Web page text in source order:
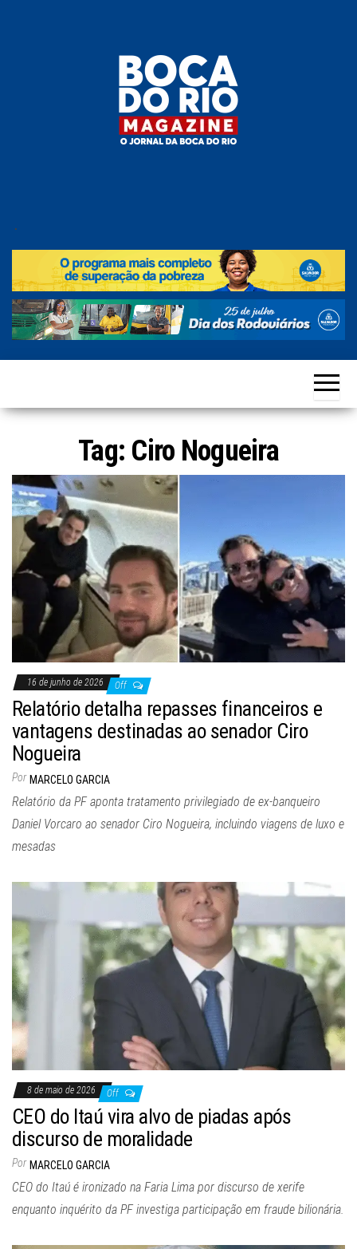
Magazine
do Rio
e
região!
.
Tag: Ciro Nogueira
16 de junho de 2026 Off
Relatório detalha repasses financeiros e
vantagens destinadas ao senador Ciro
Nogueira
Por MARCELO GARCIA
Relatório da PF aponta tratamento privilegiado de ex-banqueiro
Daniel Vorcaro ao senador Ciro Nogueira, incluindo viagens de luxo e
mesadas
8 de maio de 2026 Off
CEO do Itaú vira alvo de piadas após
discurso de moralidade
Por MARCELO GARCIA
CEO do Itaú é ironizado na Faria Lima por discurso de xerife
enquanto inquérito da PF investiga participação em fraude bilionária.